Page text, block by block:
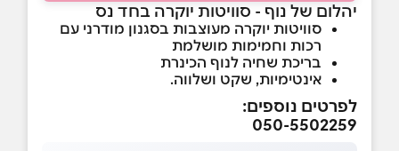
יהלום של נוף - סוויטות יוקרה בחד נס
סוויטות יוקרה מעוצבות בסגנון מודרני עם
רכות וחמימות מושלמת
בריכת שחיה לנוף הכינרת
אינטימיות, שקט ושלווה.
לפרטים נוספים:
050-5502259